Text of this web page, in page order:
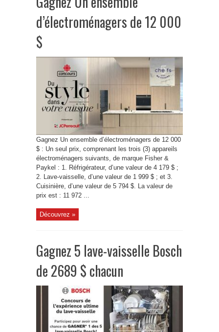
d’électroménagers de 12 000
$
Gagnez Un ensemble d’électroménagers de 12 000
$ : Un seul prix, comprenant les trois (3) appareils
électroménagers suivants, de marque Fisher &
Paykel : 1. Réfrigérateur, d’une valeur de 4 179 $ ;
2. Lave-vaisselle, d’une valeur de 1 999 $ ; et 3.
Cuisinière, d’une valeur de 5 794 $. La valeur de
prix est : 11 972 ...
Découvrez »
Gagnez 5 lave-vaisselle Bosch
de 2689 $ chacun